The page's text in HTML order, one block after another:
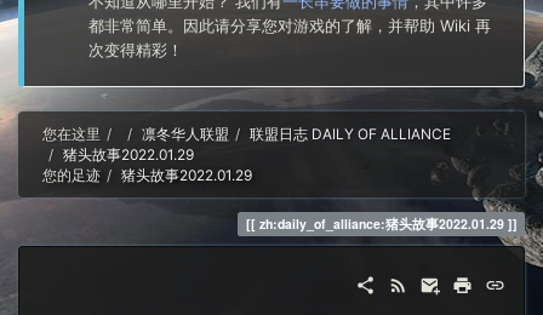
都非常简单。因此请分享您对游戏的了解，并帮助 Wiki 再
次变得精彩！
您在这里 Home凛冬华人联盟
联盟日志 DAILY OF ALLIANCE
猪头故事2022.01.29
您的足迹
猪头故事2022.01.29
zh:daily_of_alliance:猪头故事2022.01.29